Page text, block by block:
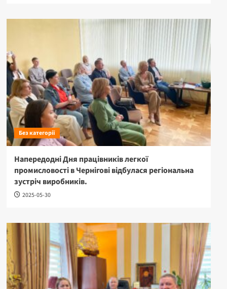
Без категорії
Напередодні Дня працівників легкої
промисловості в Чернігові відбулася регіональна
зустріч виробників.
2025-05-30